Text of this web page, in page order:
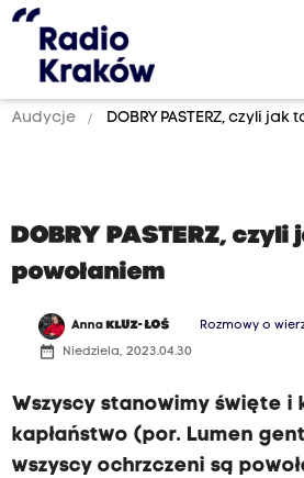
Audycje DOBRY PASTERZ, czyli
DOBRY PASTERZ, czyli
powołaniem
Anna KLUZ- ŁOŚ Rozmowy o
date_range Niedziela, 2023.04.30
Wszyscy stanowimy święte i
kapłaństwo (por. Lumen
wszyscy ochrzczeni są